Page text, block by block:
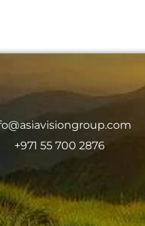
+971 55 700 2876